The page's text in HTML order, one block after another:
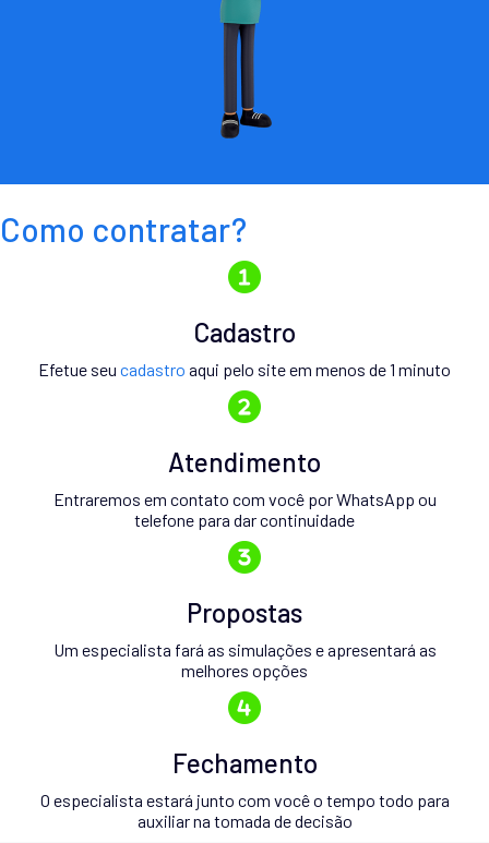
Como contratar?
Cadastro
Efetue seu cadastro aqui pelo site em menos de 1 minuto
Atendimento
Entraremos em contato com você por WhatsApp ou
telefone para dar continuidade
Propostas
Um especialista fará as simulações e apresentará as
melhores opções
Fechamento
O especialista estará junto com você o tempo todo para
auxiliar na tomada de decisão